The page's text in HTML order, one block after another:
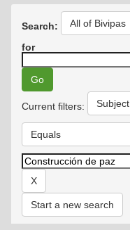
Search: All of Bivipas
for
Current filters: Subject
Equals
Start a new search